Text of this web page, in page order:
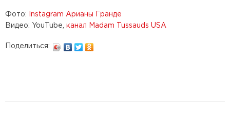
Фото:
Instagram Арианы Гранде
Видео: YouTube, канал Madam Tussauds USA
Поделиться: